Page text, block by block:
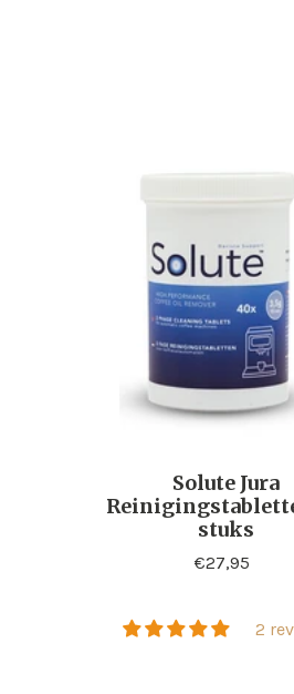
Reinigingstabletten
Solute Jura
stuks
Standaard
€27,95
2